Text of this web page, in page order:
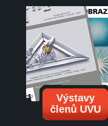
Výstavy
členů UVU